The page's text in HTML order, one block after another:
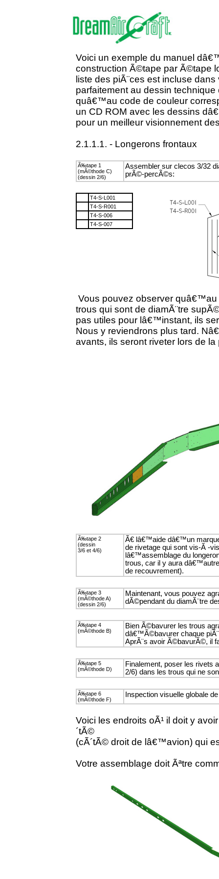
Voici un exemple du manuel
construction Ã©tape par Ã©tape
liste des piÃ¨ces est incluse
parfaitement au dessin
quâ€™au code de couleur
un CD ROM avec les dessins
pour un meilleur visionnement
2.1.1.1. - Longerons frontaux
Ã‰tape 1
(mÃ©thode C)
(dessin 2/6)
Assembler sur clecos 3/32
prÃ©-percÃ©s:
T4-S-L001
T4-S-R001
T4-S-006
T4-S-007
Vous pouvez observer quâ€™au
trous qui sont de diamÃ¨tre
pas utiles pour lâ€™instant, ils
Nous y reviendrons plus tard.
avants, ils seront riveter lors de
Ã‰tape 2
(dessin
3/6 et 4/6)
Ã€ lâ€™aide dâ€™un
de rivetage qui sont vis-Ã -
lâ€™assemblage du
trous, car il y aura
de recouvrement).
Ã‰tape 3
(mÃ©thode A)
(dessin 2/6)
Maintenant, vous pouvez
dÃ©pendant du diamÃ¨tre
Ã‰tape 4
(mÃ©thode B)
Bien Ã©bavurer les trous
dâ€™Ã©bavurer chaque
AprÃ¨s avoir Ã©bavurÃ©, il
Ã‰tape 5
(mÃ©thode D)
Finalement, poser les rivets
2/6) dans les trous qui ne
Ã‰tape 6
(mÃ©thode F)
Inspection visuelle globale
Voici les endroits oÃ¹ il doit y
´tÃ©
(cÃ´tÃ© droit de lâ€™avion) qui
Votre assemblage doit Ãªtre